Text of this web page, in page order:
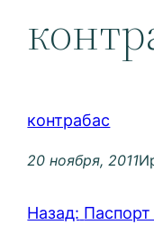
контрабас
20 ноября, 2011
Назад: Паспорт